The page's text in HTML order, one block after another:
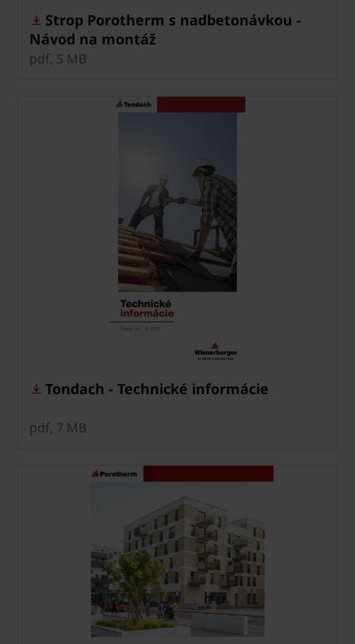
Strop Porotherm s nadbetonávkou -
Návod na montáž
pdf, 5 MB
Tondach - Technické informácie
pdf, 7 MB